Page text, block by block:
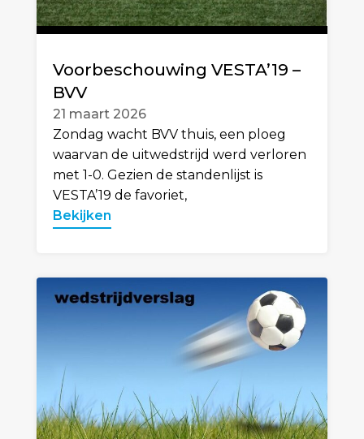
Voorbeschouwing VESTA’19 –
BVV
21 maart 2026
Zondag wacht BVV thuis, een ploeg
waarvan de uitwedstrijd werd verloren
met 1-0. Gezien de standenlijst is
VESTA’19 de favoriet,
Bekijken